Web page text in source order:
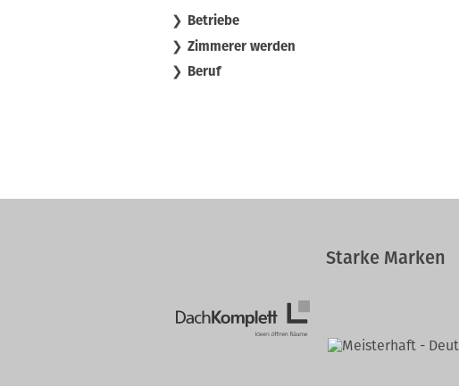
Betriebe
Zimmerer werden
Beruf
Starke Marken